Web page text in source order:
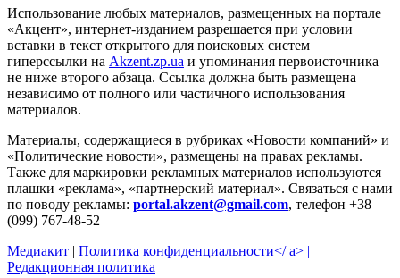
Использование любых материалов, размещенных на портале
«Акцент», интернет-изданием разрешается при условии
вставки в текст открытого для поисковых систем
гиперссылки на Akzent.zp.ua и упоминания первоисточника
не ниже второго абзаца. Ссылка должна быть размещена
независимо от полного или частичного использования
материалов.
Материалы, содержащиеся в рубриках «Новости компаний» и
«Политические новости», размещены на правах рекламы.
Также для маркировки рекламных материалов используются
плашки «реклама», «партнерский материал». Связаться с нами
по поводу рекламы: portal.akzent@gmail.com, телефон +38
(099) 767-48-52
Медиакит | Политика конфиденциальности</ a> |
Редакционная политика